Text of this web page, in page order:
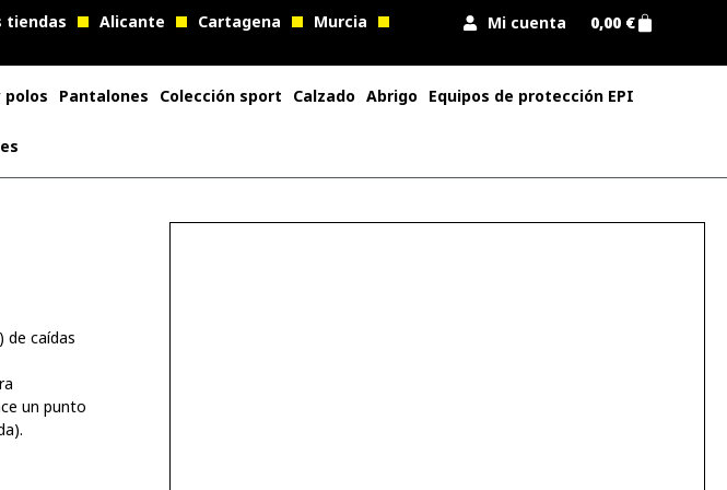
tiendas Alicante Cartagena
Murcia
Mi cuenta 0,00 €
polos Pantalones Colección sport Calzado Abrigo Equipos de protección EPI
de caídas
un punto